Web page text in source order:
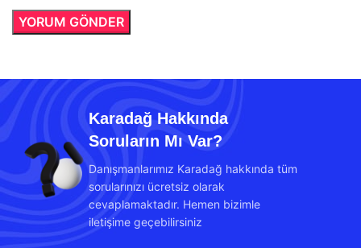
Karadağ Hakkında
Soruların Mı Var?
Danışmanlarımız Karadağ hakkında tüm
sorularınızı ücretsiz olarak
cevaplamaktadır. Hemen bizimle
iletişime geçebilirsiniz